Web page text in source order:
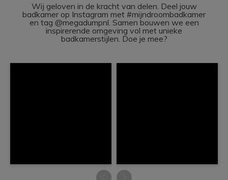
Wij geloven in de kracht van delen. Deel jouw
badkamer op Instagram met #mijndroombadkamer
en tag @megadumpnl. Samen bouwen we een
inspirerende omgeving vol met unieke
badkamerstijlen. Doe je mee?